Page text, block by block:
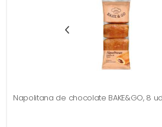
Napolitana de chocolate BAKE&GO, 8